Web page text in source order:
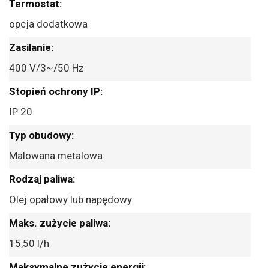
opcja dodatkowa
400 V/3~/50 Hz
IP 20
Malowana metalowa
Olej opałowy lub napędowy
15,50 l/h